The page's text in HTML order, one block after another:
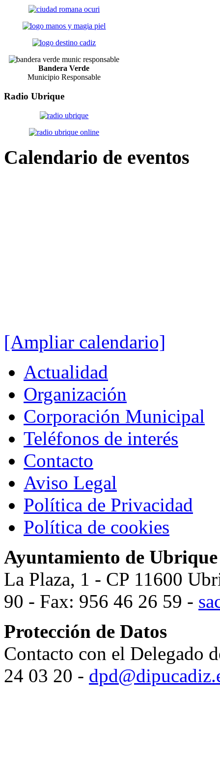
Bandera Verde
Municipio Responsable
Radio Ubrique
Calendario de eventos
[Ampliar calendario]
Actualidad
Organización
Corporación Municipal
Teléfonos de interés
Contacto
Aviso Legal
Política de Privacidad
Política de cookies
Ayuntamiento de Ubrique
La Plaza, 1 - CP 11600
90 - Fax: 956 46 26 59 -
Protección de Datos
Contacto con el Delegado
24 03 20 -